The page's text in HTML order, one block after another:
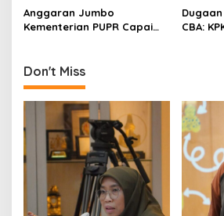
n
Dinas DBMSDA Kota Bekasi
Anggaran Jumbo
Kementerian PUPR Capai
CBA:
Don't Miss